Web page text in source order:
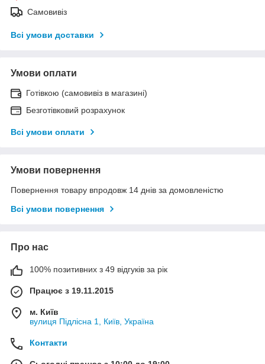
Самовивіз
Всі умови доставки
Умови оплати
Готівкою (самовивіз в магазині)
Безготівковий розрахунок
Всі умови оплати
Умови повернення
Повернення товару впродовж 14 днів за домовленістю
Всі умови повернення
Про нас
100% позитивних з 49 відгуків за рік
Працює з 19.11.2015
м. Київ
вулиця Підлісна 1, Київ, Україна
Контакти